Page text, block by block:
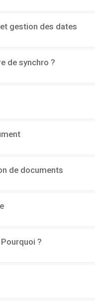
gestion des dates
de synchro ?
de documents
?